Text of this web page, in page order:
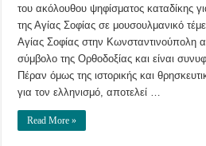
τη
μετατροπή
του
Ναού
της
Αγίας
σε
τέμενος
του ακόλουθου ψηφίσματος καταδίκης
της Αγίας Σοφίας σε μουσουλμανικό
Αγίας Σοφίας στην Κωνσταντινούπολη
σύμβολο της Ορθοδοξίας και είναι
Πέραν όμως της ιστορικής και
για τον ελληνισμό, αποτελεί …
Read More »